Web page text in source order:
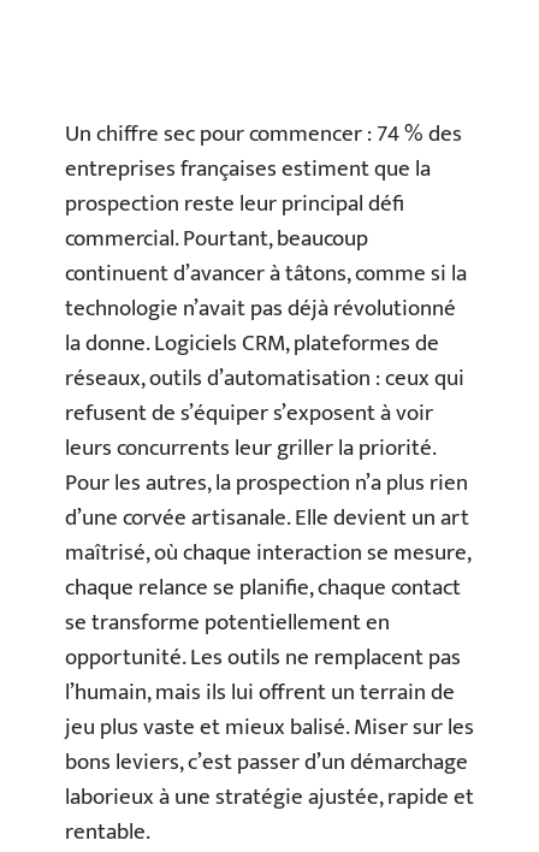
Un chiffre sec pour commencer : 74 % des
entreprises françaises estiment que la
prospection reste leur principal défi
commercial. Pourtant, beaucoup
continuent d’avancer à tâtons, comme si la
technologie n’avait pas déjà révolutionné
la donne. Logiciels CRM, plateformes de
réseaux, outils d’automatisation : ceux qui
refusent de s’équiper s’exposent à voir
leurs concurrents leur griller la priorité.
Pour les autres, la prospection n’a plus rien
d’une corvée artisanale. Elle devient un art
maîtrisé, où chaque interaction se mesure,
chaque relance se planifie, chaque contact
se transforme potentiellement en
opportunité. Les outils ne remplacent pas
l’humain, mais ils lui offrent un terrain de
jeu plus vaste et mieux balisé. Miser sur les
bons leviers, c’est passer d’un démarchage
laborieux à une stratégie ajustée, rapide et
rentable.